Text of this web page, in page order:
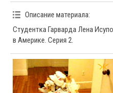
Описание материала:
Студентка Гарварда Лена
в Америке. Серия 2.